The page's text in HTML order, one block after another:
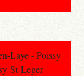
Laye - Poissy
St-Leger -